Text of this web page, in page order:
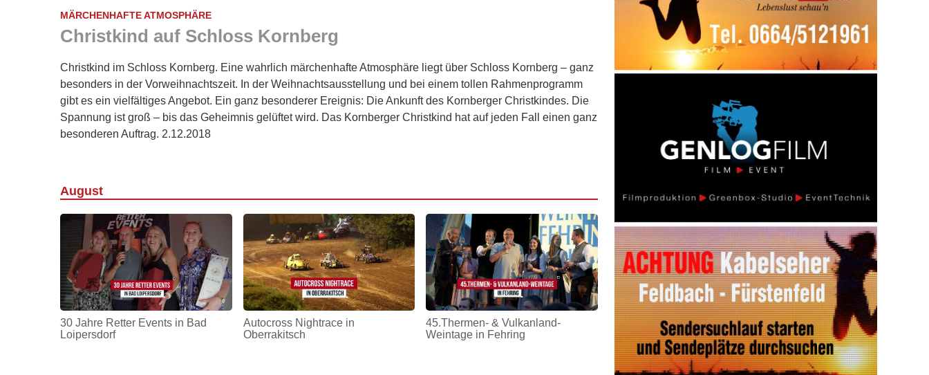
MÄRCHENHAFTE ATMOSPHÄRE
Christkind auf Schloss Kornberg
Christkind im Schloss Kornberg. Eine wahrlich märchenhafte Atmosphäre liegt über Schloss Kornberg – ganz
besonders in der Vorweihnachtszeit. In der Weihnachtsausstellung und bei einem tollen Rahmenprogramm
gibt es ein vielfältiges Angebot. Ein ganz besonderer Ereignis: Die Ankunft des Kornberger Christkindes. Die
Spannung ist groß – bis das Geheimnis gelüftet wird. Das Kornberger Christkind hat auf jeden Fall einen ganz
besonderen Auftrag. 2.12.2018
August
30 Jahre Retter Events in Bad
Loipersdorf
Autocross Nightrace in
Oberrakitsch
45.Thermen- & Vulkanland-
Weintage in Fehring